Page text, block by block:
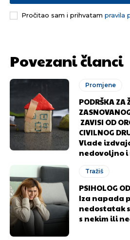
Pročitao sam i prihvatam pravila
Povezani članci
Promjene
PODRŠKA ZA
ZAVISI OD
CIVILNOG
Vlade
nedovoljno
Tražiš
PSIHOLOG
Iza napada
nedostatak
s nekim ili